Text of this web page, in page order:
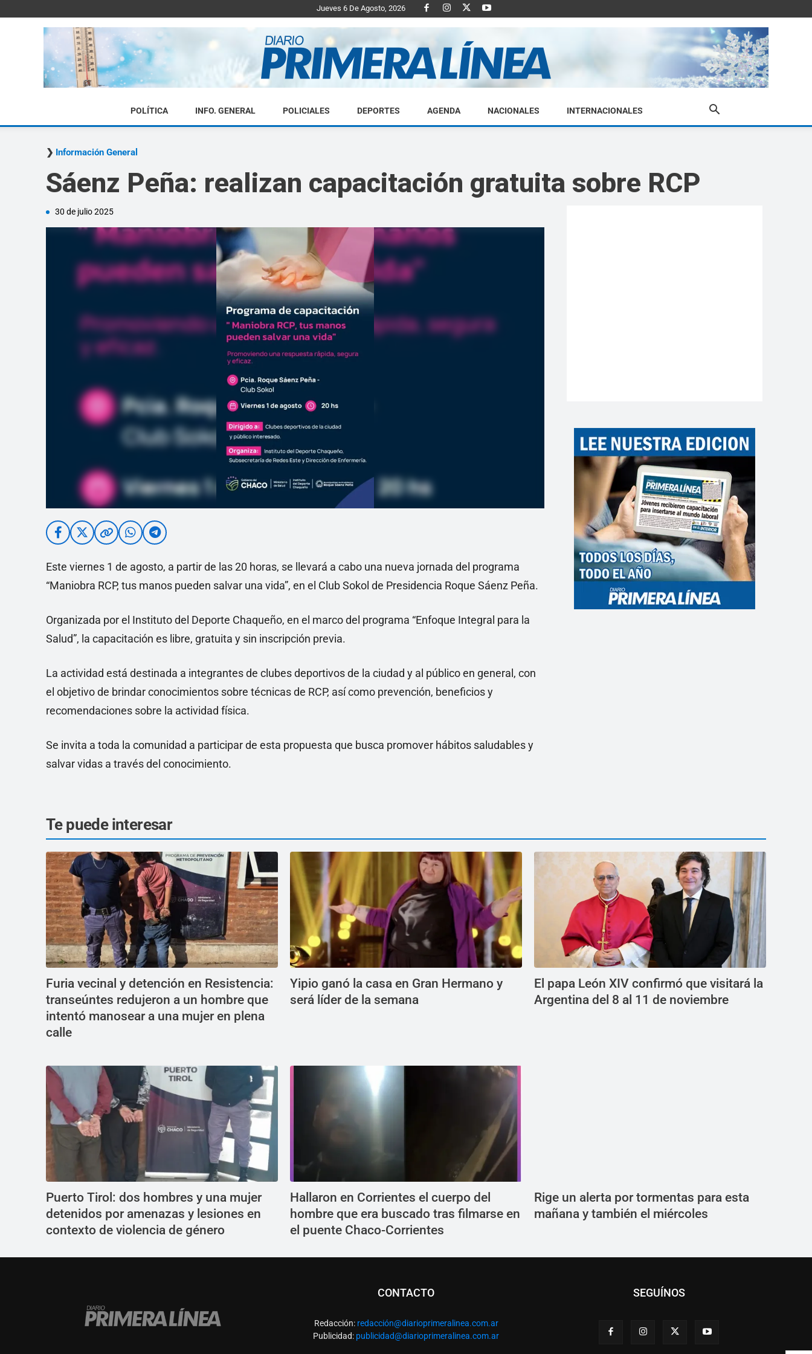
Jueves 6 De Agosto, 2026
Diario
Linea
POLÍTICA INFO. GENERAL POLICIALES DEPORTES AGENDA NACIONALES INTERNACIONALES
Información General
Sáenz Peña: realizan capacitación gratuita sobre RCP
30 de julio 2025
Este viernes 1 de agosto, a partir de las 20 horas, se llevará a cabo una nueva jornada del programa
“Maniobra RCP, tus manos pueden salvar una vida”, en el Club Sokol de Presidencia Roque Sáenz Peña.
Organizada por el Instituto del Deporte Chaqueño, en el marco del programa “Enfoque Integral para la
Salud”, la capacitación es libre, gratuita y sin inscripción previa.
La actividad está destinada a integrantes de clubes deportivos de la ciudad y al público en general, con
el objetivo de brindar conocimientos sobre técnicas de RCP, así como prevención, beneficios y
recomendaciones sobre la actividad física.
Se invita a toda la comunidad a participar de esta propuesta que busca promover hábitos saludables y
salvar vidas a través del conocimiento.
Te puede interesar
Furia vecinal y detención en Resistencia:
transeúntes redujeron a un hombre que
intentó manosear a una mujer en plena
calle
Yipio ganó la casa en Gran Hermano y
será líder de la semana
El papa León XIV confirmó que visitará la
Argentina del 8 al 11 de noviembre
Puerto Tirol: dos hombres y una mujer
detenidos por amenazas y lesiones en
contexto de violencia de género
Hallaron en Corrientes el cuerpo del
hombre que era buscado tras filmarse en
el puente Chaco-Corrientes
Rige un alerta por tormentas para esta
mañana y también el miércoles
CONTACTO
Redacción: redacción@diarioprimeralinea.com.ar
Publicidad: publicidad@diarioprimeralinea.com.ar
SEGUÍNOS